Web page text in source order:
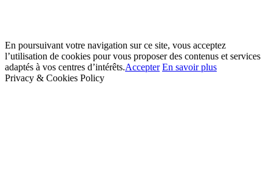
En poursuivant votre navigation sur ce site, vous acceptez
l’utilisation de cookies pour vous proposer des contenus et services
adaptés à vos centres d’intérêts.Accepter En savoir plus
Privacy & Cookies Policy